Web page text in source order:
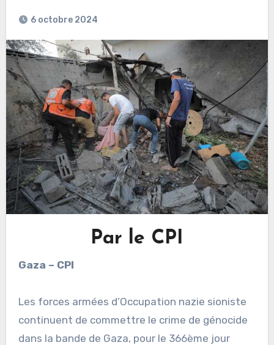
6 octobre 2024
Par le CPI
Gaza – CPI
Les forces armées d’Occupation nazie sioniste
continuent de commettre le crime de génocide
dans la bande de Gaza, pour le 366ème jour